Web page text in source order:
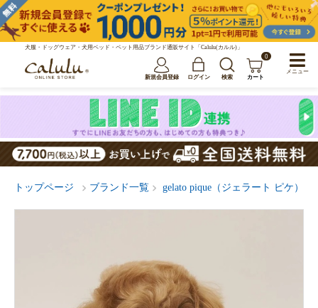
犬服・ドッグウェア・犬用ベッド・ペット用品ブランド通販サイト「Calulu(カルル)」
新規会員登録 ログイン 検索
0
カート
トップページ ブランド一覧 gelato pique（ジェラート ピケ）
メニュー